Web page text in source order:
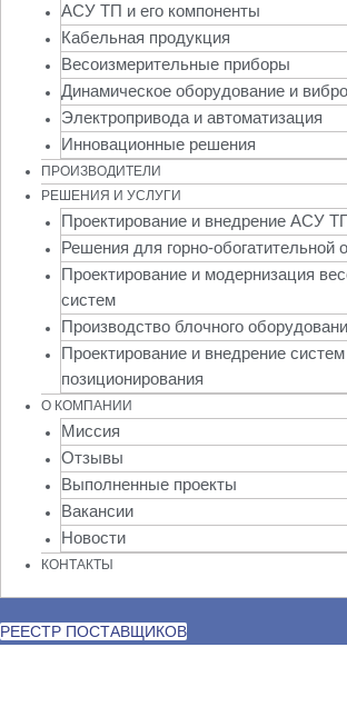
АСУ ТП и его компоненты
Кабельная продукция
Весоизмерительные приборы
Динамическое оборудование и
Электропривода и автоматизация
Инновационные решения
ПРОИЗВОДИТЕЛИ
РЕШЕНИЯ И УСЛУГИ
Проектирование и внедрение АСУ
Решения для горно-обогатительной
Проектирование и модернизация
систем
Производство блочного
Проектирование и внедрение
позиционирования
О КОМПАНИИ
Миссия
Отзывы
Выполненные проекты
Вакансии
Новости
КОНТАКТЫ
РЕЕСТР ПОСТАВЩИКОВ